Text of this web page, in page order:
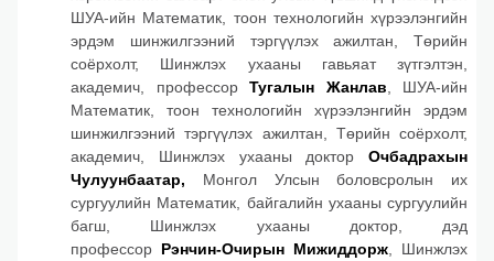
ШУА-ийн Математик, тоон технологийн хүрээлэнгийн
эрдэм шинжилгээний тэргүүлэх ажилтан, Төрийн
соёрхолт, Шинжлэх ухааны гавьяат зүтгэлтэн,
академич, профессор Тугалын Жанлав , ШУА-ийн
Математик, тоон технологийн хүрээлэнгийн эрдэм
шинжилгээний тэргүүлэх ажилтан, Төрийн соёрхолт,
академич, Шинжлэх ухааны доктор Очбадрахын
Чулуунбаатар, Монгол Улсын боловсролын их
сургуулийн Математик, байгалийн ухааны сургуулийн
багш, Шинжлэх ухааны доктор, дэд
профессор Рэнчин-Очирын Мижиддорж , Шинжлэх